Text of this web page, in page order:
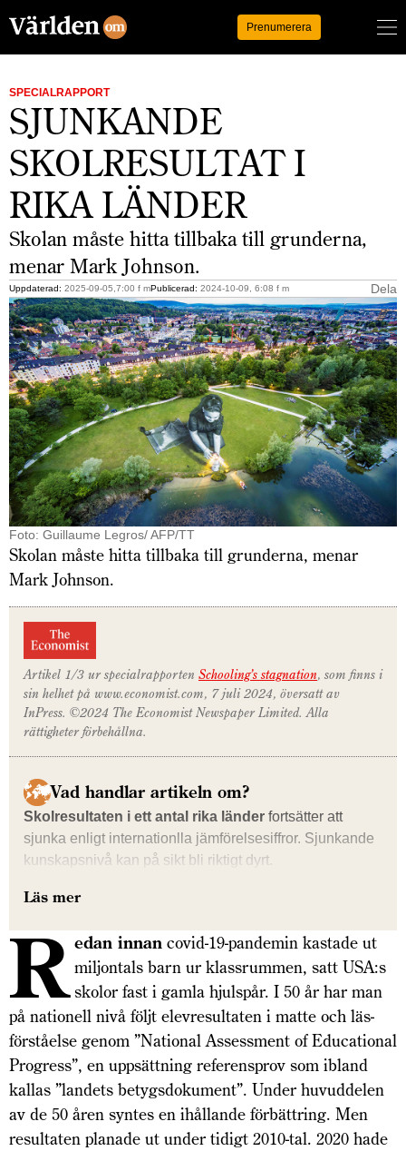
Prenumerera
SPECIALRAPPORT
SJUNKANDE
SKOLRESULTAT I
RIKA LÄNDER
Skolan måste hitta tillbaka till grunderna,
menar Mark Johnson.
Uppdaterad: 2025-09-05,7:00 f mPublicerad: 2024-10-09, 6:08 f m Dela
Foto: Guillaume Legros/ AFP/TT
Skolan måste hitta tillbaka till grunderna, menar
Mark Johnson.
Artikel 1/3 ur special­­rapporten Schooling’s stagnation, som finns i
sin helhet på www.economist.com, 7 juli 2024, översatt av
InPress. ©2024 The EconomistNewspaper Limited. Alla
rättigheter förbehållna.
Vad handlar artikeln om?
Skolresultaten i ett antal rika länder fortsätter att
sjunka enligt internationlla jämförelsesiffror. Sjunkande
kunskapsnivå kan på sikt bli riktigt dyrt.
Läs mer
R edan innan covid-19-pandemin kastade ut
miljontals barn ur klassrummen, satt USA:s
skolor fast i gamla hjulspår. I 50 år har man
på nationell nivå följt elevresultaten i matte och läs­­
förståelse genom ”National Assess­ment of Educa­tional
Progress”, en uppsättning referensprov som ibland
kallas ”landets betygs­dokument”. Under huvud­­delen
av de 50 åren syntes en ihållande förbättring. Men
resultaten planade ut under tidigt 2010-tal. 2020 hade